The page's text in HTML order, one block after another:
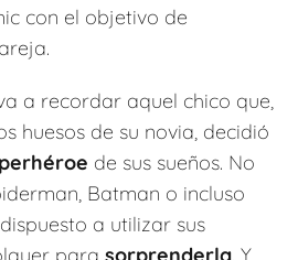
con el objetivo de
a recordar aquel chico que,
huesos de su novia, decidió
de sus sueños. No
Batman o incluso
a utilizar sus
para sorprenderla. Y